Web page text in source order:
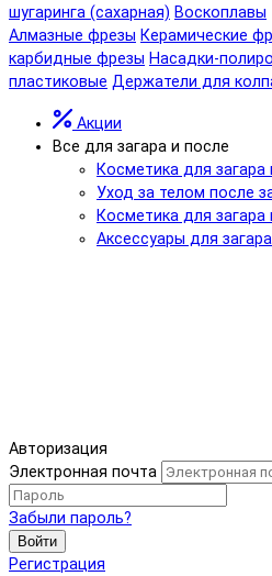
шугаринга (сахарная) Воскоплавы
Алмазные фрезы Керамические
карбидные фрезы Насадки-
пластиковые Держатели для
Акции
Все для загара и после
Косметика для загара
Уход за телом после
Косметика для загара
Аксессуары для загара
Авторизация
Электронная почта
Забыли пароль?
Войти
Регистрация